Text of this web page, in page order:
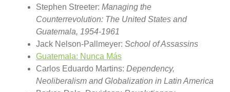
Stephen Streeter: Managing the
Counterrevolution: The United States and
Guatemala, 1954-1961
Jack Nelson-Pallmeyer: School of Assassins
Guatemala: Nunca Más
Carlos Eduardo Martins: Dependency,
Neoliberalism and Globalization in Latin America